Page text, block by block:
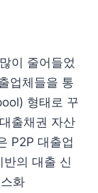
이 줄어들었
업체들을 통
형태로 꾸
출채권 자산
P2P 대출업
의 대출 신
화